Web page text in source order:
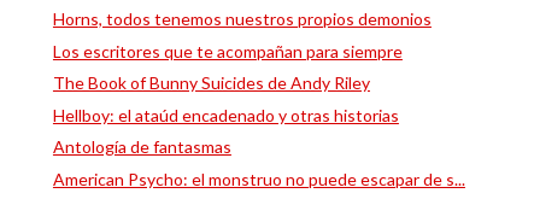
Horns, todos tenemos nuestros propios demonios
Los escritores que te acompañan para siempre
The Book of Bunny Suicides de Andy Riley
Hellboy: el ataúd encadenado y otras historias
Antología de fantasmas
American Psycho: el monstruo no puede escapar de s...